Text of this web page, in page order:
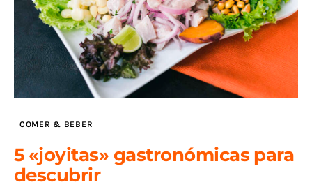
COMER & BEBER
5 «joyitas» gastronómicas para
descubrir